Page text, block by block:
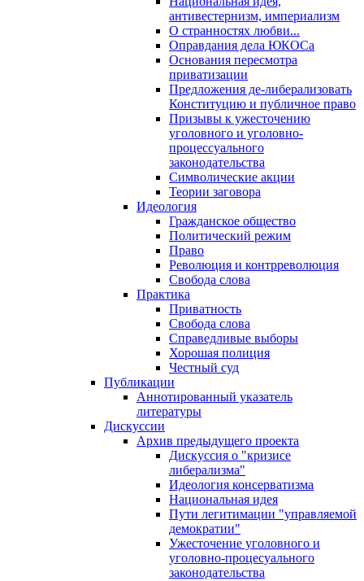
антивестернизм, империализм
О странностях любви...
Оправдания дела ЮКОСа
Основания пересмотра
приватизации
Предложения де-либерализовать
Конституцию и публичное право
Призывы к ужесточению
уголовного и уголовно-
процессуального
законодательства
Символические акции
Теории заговора
Идеология
Гражданское общество
Политический режим
Право
Революция и контрреволюция
Свобода слова
Практика
Приватность
Свобода слова
Справедливые выборы
Хорошая полиция
Честный суд
Публикации
Аннотированный указатель
литературы
Дискуссии
Архив предыдущего проекта
Дискуссия о "кризисе
либерализма"
Идеология консерватизма
Национальная идея
Пути легитимации "управляемой
демократии"
Ужесточение уголовного и
уголовно-процесуального
законодательства